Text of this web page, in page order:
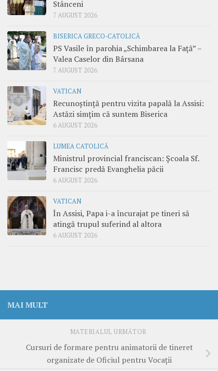
Stânceni
7 AUGUST 2026
BISERICA GRECO-CATOLICĂ
PS Vasile în parohia „Schimbarea la Față” –
Valea Caselor din Bârsana
7 AUGUST 2026
VATICAN
Recunoștință pentru vizita papală la Assisi:
Astăzi simțim că suntem Biserica
6 AUGUST 2026
LUMEA CATOLICĂ
Ministrul provincial franciscan: Școala Sf.
Francisc predă Evanghelia păcii
6 AUGUST 2026
VATICAN
În Assisi, Papa i-a încurajat pe tineri să
atingă trupul suferind al altora
6 AUGUST 2026
MAI MULT
MATERIALUL URMĂTOR
Cursuri de formare pentru animatorii de tineret
organizate de Oficiul pentru Vocații